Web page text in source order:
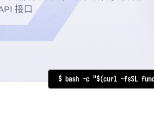
接口
$ bash -c "$(curl -fsSL